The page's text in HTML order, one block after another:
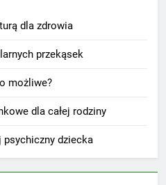
dla zdrowia
przekąsek
możliwe?
dla całej rodziny
psychiczny dziecka